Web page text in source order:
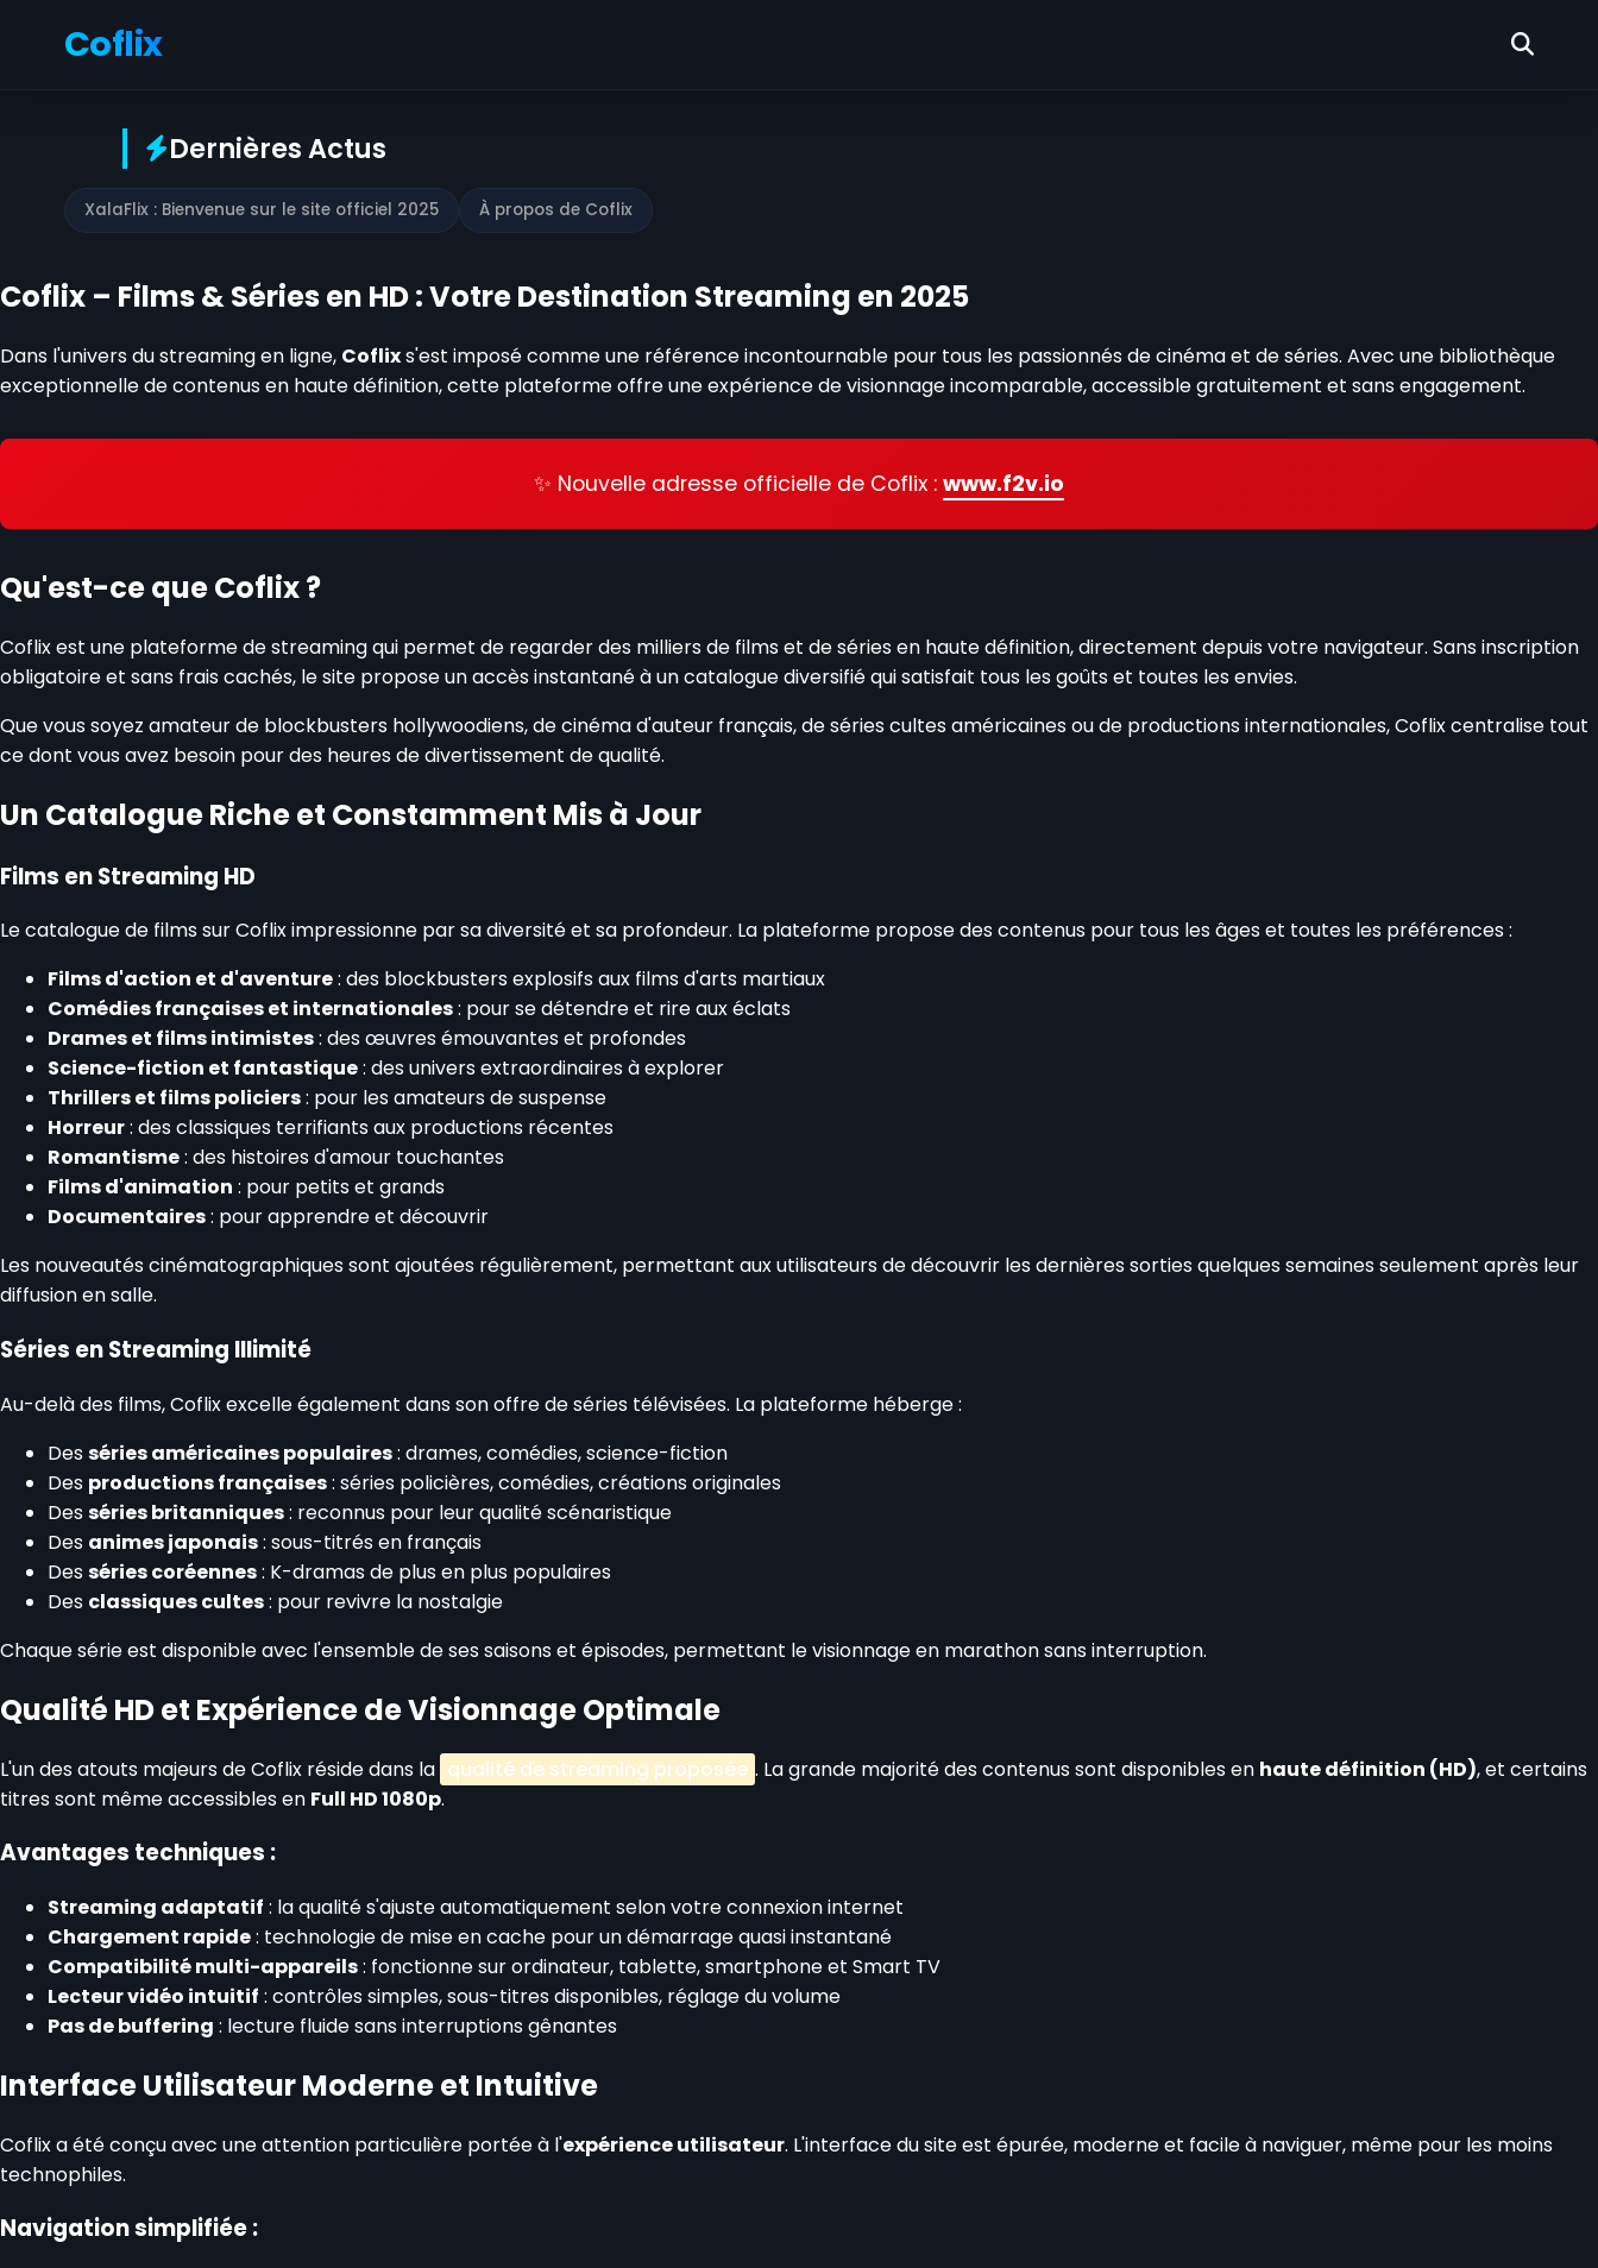
Coflix
Dernières Actus
XalaFlix : Bienvenue sur le site officiel 2025 À propos de Coflix
Coflix – Films & Séries en HD : Votre Destination Streaming en 2025
Dans l'univers du streaming en ligne, Coflixs'est imposé comme une référence incontournable pour tous les passionnés de cinéma et de séries. Avec une bibliothèque
exceptionnelle de contenus en haute définition, cette plateforme offre une expérience de visionnage incomparable, accessible gratuitement et sans engagement.
✨ Nouvelle adresse officielle de Coflix : www.f2v.io
Qu'est-ce que Coflix ?
Coflix est une plateforme de streaming qui permet de regarder des milliers de films et de séries en haute définition, directement depuis votre navigateur. Sans inscription
obligatoire et sans frais cachés, le site propose un accès instantané à un catalogue diversifié qui satisfait tous les goûts et toutes les envies.
Que vous soyez amateur de blockbusters hollywoodiens, de cinéma d'auteur français, de séries cultes américaines ou de productions internationales, Coflix centralise tout
ce dont vous avez besoin pour des heures de divertissement de qualité.
Un Catalogue Riche et Constamment Mis à Jour
Films en Streaming HD
Le catalogue de films sur Coflix impressionne par sa diversité et sa profondeur. La plateforme propose des contenus pour tous les âges et toutes les préférences :
Films d'action et d'aventure: des blockbusters explosifs aux films d'arts martiaux
Comédies françaises et internationales: pour se détendre et rire aux éclats
Drames et films intimistes: des œuvres émouvantes et profondes
Science-fiction et fantastique: des univers extraordinaires à explorer
Thrillers et films policiers: pour les amateurs de suspense
Horreur: des classiques terrifiants aux productions récentes
Romantisme: des histoires d'amour touchantes
Films d'animation : pour petits et grands
Documentaires: pour apprendre et découvrir
Les nouveautés cinématographiques sont ajoutées régulièrement, permettant aux utilisateurs de découvrir les dernières sorties quelques semaines seulement après leur
diffusion en salle.
Séries en Streaming Illimité
Au-delà des films, Coflix excelle également dans son offre de séries télévisées. La plateforme héberge :
Desséries américaines populaires: drames, comédies, science-fiction
Des productions françaises: séries policières, comédies, créations originales
Desséries britanniques: reconnus pour leur qualité scénaristique
Des animes japonais: sous-titrés en français
Desséries coréennes: K-dramas de plus en plus populaires
Des classiques cultes: pour revivre la nostalgie
Chaque série est disponible avec l'ensemble de ses saisons et épisodes, permettant le visionnage en marathon sans interruption.
Qualité HD et Expérience de Visionnage Optimale
L'un des atouts majeurs de Coflix réside dans la qualité de streaming proposée . La grande majorité des contenus sont disponibles en haute définition (HD), et certains
titres sont même accessibles en Full HD 1080p.
Avantages techniques :
Streaming adaptatif : la qualité s'ajuste automatiquement selon votre connexion internet
Chargement rapide: technologie de mise en cache pour un démarrage quasi instantané
Compatibilité multi-appareils: fonctionne sur ordinateur, tablette, smartphone et Smart TV
Lecteur vidéo intuitif : contrôles simples, sous-titres disponibles, réglage du volume
Pas de buffering : lecture fluide sans interruptions gênantes
Interface Utilisateur Moderne et Intuitive
Coflix a été conçu avec une attention particulière portée à l'expérience utilisateur. L'interface du site est épurée, moderne et facile à naviguer, même pour les moins
technophiles.
Navigation simplifiée :